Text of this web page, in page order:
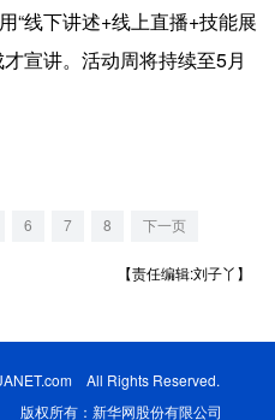
青海 宁夏
Français عربى
한국어
“线下讲述+线上直播+技能展
宣讲。活动周将持续至5月
6 7 8 下一页
【责任编辑:刘子丫】
All Rights Reserved.
权所有：新华网股份有限公司